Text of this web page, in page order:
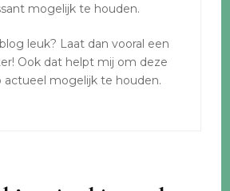
mogelijk te houden.
leuk? Laat dan vooral een
Ook dat helpt mij om deze
actueel mogelijk te houden.